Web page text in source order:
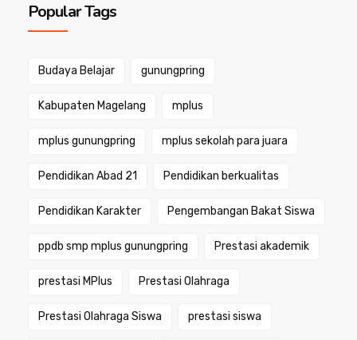
Popular Tags
Budaya Belajar gunungpring
Kabupaten Magelang mplus
mplus gunungpring mplus sekolah para juara
Pendidikan Abad 21 Pendidikan berkualitas
Pendidikan Karakter Pengembangan Bakat Siswa
ppdb smp mplus gunungpring Prestasi akademik
prestasi MPlus Prestasi Olahraga
Prestasi Olahraga Siswa prestasi siswa